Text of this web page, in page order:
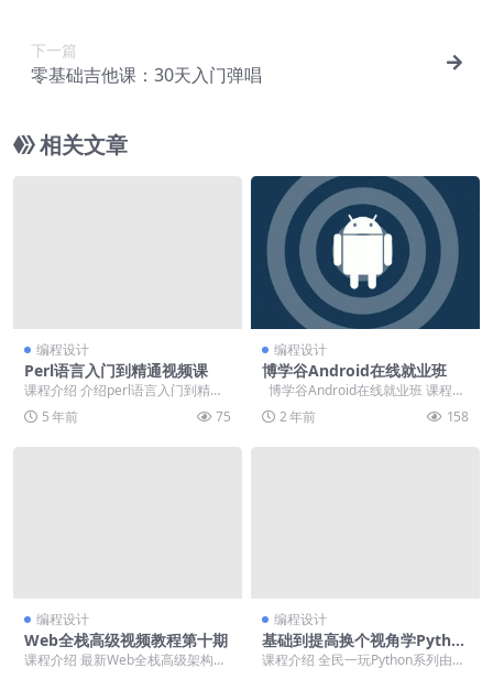
下一篇
零基础吉他课：30天入门弹唱
相关文章
编程设计
Perl语言入门到精通视频课
课程介绍 介绍perl语言入门到精通
课程，适合第一次接触编程语言的
人，真正的零基...
5 年前 75
编程设计
博学谷Android在线就业班
博学谷Android在线就业班 课程目
录： 01第一章Androi...
2 年前 158
编程设计
Web全栈高级视频教程第十期
课程介绍 最新Web全栈高级架构师
编程设计
基础到提高换个视角学Pytho
n
课程介绍 全民一玩Python系列由杨